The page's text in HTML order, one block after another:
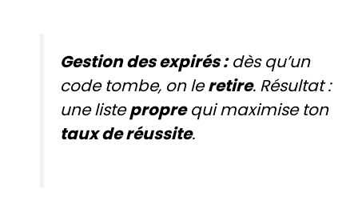
Gestion des expirés :dès qu’un
code tombe, on leretire. Résultat :
une listeproprequi maximise ton
taux de réussite.